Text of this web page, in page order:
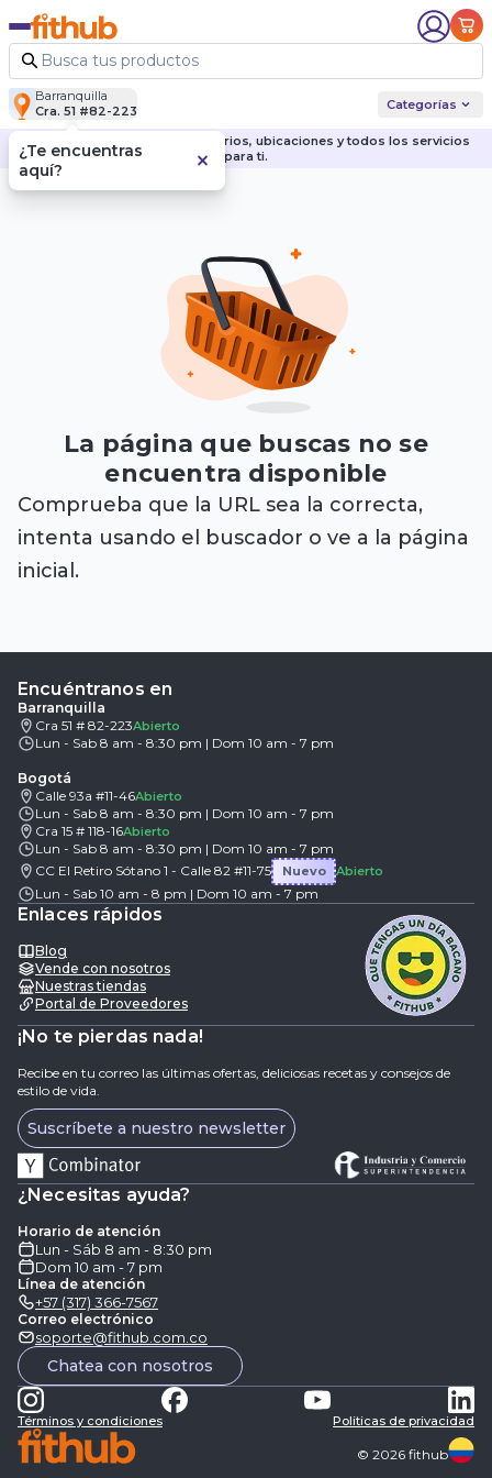
Barranquilla
Cra. 51 #82-223
Categorías
Descubre nuestras sedes, horarios, ubicaciones y todos los servicios
para ti.
La página que buscas no se
encuentra disponible
Comprueba que la URL sea la correcta,
intenta usando el buscador o ve a la página
inicial.
Encuéntranos en
Barranquilla
Cra 51 # 82-223Abierto
Lun - Sab 8 am - 8:30 pm | Dom 10 am - 7 pm
Bogotá
Calle 93a #11-46Abierto
Lun - Sab 8 am - 8:30 pm | Dom 10 am - 7 pm
Cra 15 # 118-16Abierto
Lun - Sab 8 am - 8:30 pm | Dom 10 am - 7 pm
CC El Retiro Sótano 1 - Calle 82 #11-75
Nuevo Abierto
Lun - Sab 10 am - 8 pm | Dom 10 am - 7 pm
Enlaces rápidos
Blog
Vende con nosotros
Nuestras tiendas
Portal de Proveedores
¡No te pierdas nada!
Recibe en tu correo las últimas ofertas, deliciosas recetas y consejos de
estilo de vida.
Suscríbete a nuestro newsletter
¿Necesitas ayuda?
Horario de atención
Lun - Sáb 8 am - 8:30 pm
Dom 10 am - 7 pm
Línea de atención
+57 (317) 366-7567
Correo electrónico
soporte@fithub.com.co
Chatea con nosotros
Términos y condiciones Politicas de privacidad
© 2026 fithub
¿Te encuentras
aquí?